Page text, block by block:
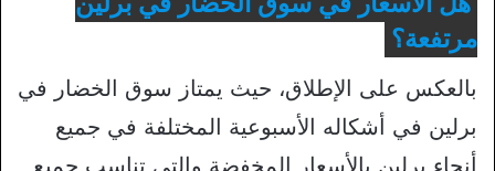
مرتفعة؟
بالعكس على الإطلاق، حيث يمتاز سوق الخضار في
برلين في أشكاله الأسبوعية المختلفة في جميع
أنحاء برلين بالأسعار المخفضة والتي تناسب جميع